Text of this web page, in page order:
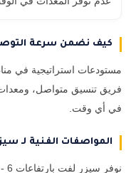
كيف نضمن سرعة
فريق تنسيق متواصل، ومعدات
في أي وقت.
المواصفات الفنية لـ